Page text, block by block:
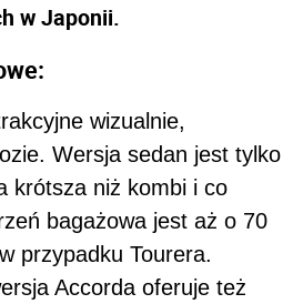
w Japonii.
wizualnie,
Wersja sedan jest tylko
krótsza niż kombi i co
bagażowa jest aż o 70
przypadku Tourera.
Accorda oferuje też